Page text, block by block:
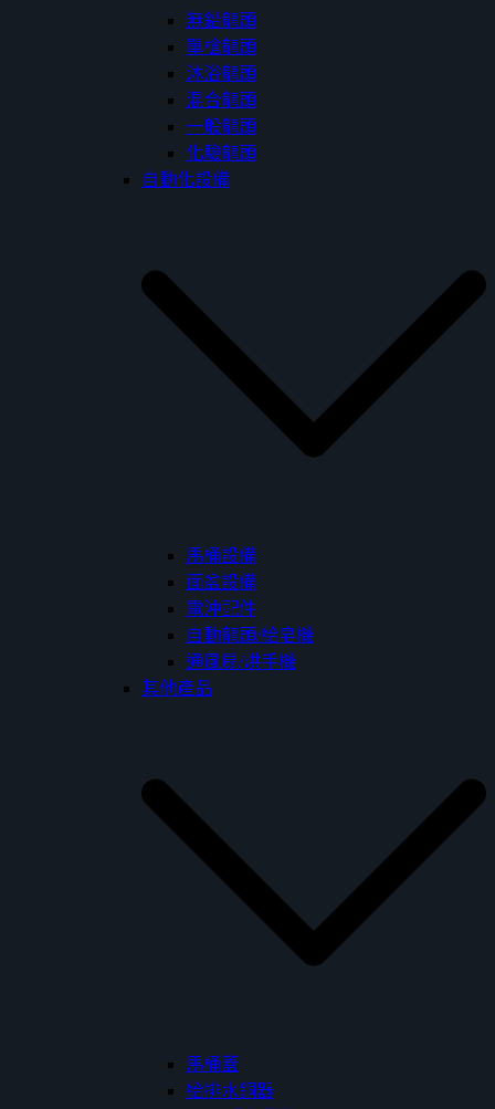
無鉛龍頭
單槍龍頭
沐浴龍頭
混合龍頭
一般龍頭
化驗龍頭
自動化設備
馬桶設備
面盆設備
電沖配件
自動龍頭/給皂機
通風扇/烘手機
其他產品
馬桶蓋
給排水銅器